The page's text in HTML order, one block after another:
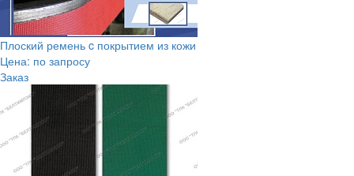
Плоский ремень c покрытием из кожи
Цена: по запросу
Заказ